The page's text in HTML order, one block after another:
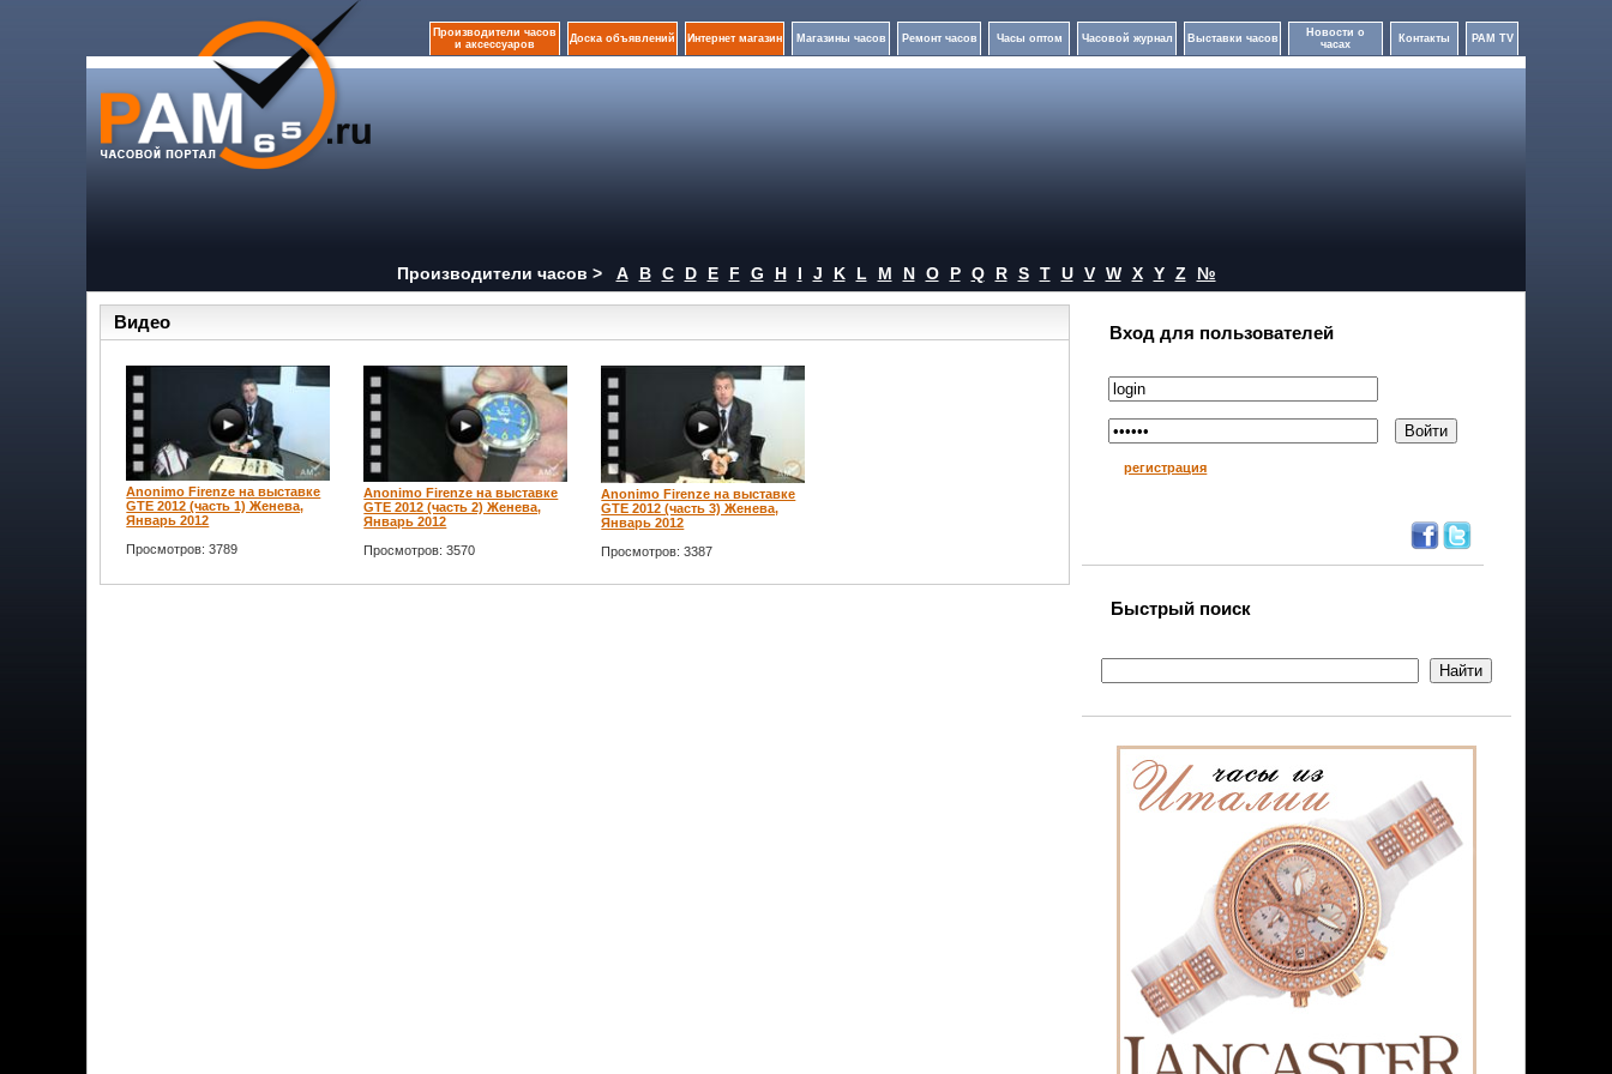
Производители часов
и аксессуаров
Доска объявлений Интернет магазин Магазины часов Ремонт часов Часы оптом Часовой журнал Выставки часов
Новости о
часах
Контакты PAM TV
Производители часов > A B C D E F G H I J K L M N O P Q R S T U V W X Y Z №
Видео
Anonimo Firenze на выставке
GTE 2012 (часть 1) Женева,
Январь 2012
Просмотров: 3789
Anonimo Firenze на выставке
GTE 2012 (часть 2) Женева,
Январь 2012
Просмотров: 3570
Anonimo Firenze на выставке
GTE 2012 (часть 3) Женева,
Январь 2012
Просмотров: 3387
Вход для пользователей
регистрация
Быстрый поиск